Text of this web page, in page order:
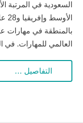
السعودية في
بالمنطقة في مهارات
العالمي للمهارات.
التفاصيل …